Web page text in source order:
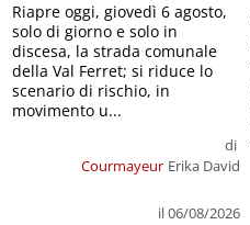
Courmayeur
di
Erika David
il 06/08/2026
Riapre oggi, giovedì 6 agosto,
solo di giorno e solo in
discesa, la strada comunale
della Val Ferret; si riduce lo
scenario di rischio, in
movimento u...